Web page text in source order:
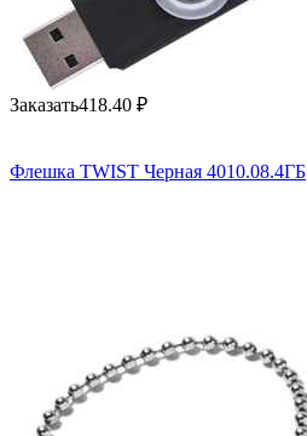
Заказать418.40 ₽
Флешка TWIST Черная 4010.08.4ГБ